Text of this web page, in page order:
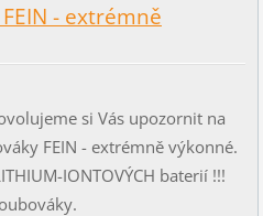
- extrémně
si Vás upozornit na
FEIN - extrémně výkonné.
IONTOVÝCH baterií !!!